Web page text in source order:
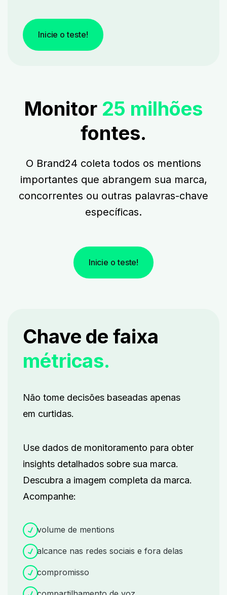
Inicie o teste!
Monitor 25 milhões
fontes.
O Brand24 coleta todos os mentions
importantes que abrangem sua marca,
concorrentes ou outras palavras-chave
específicas.
Inicie o teste!
Chave de faixa
métricas.
Não tome decisões baseadas apenas
em curtidas.
Use dados de monitoramento para obter
insights detalhados sobre sua marca.
Descubra a imagem completa da marca.
Acompanhe:
volume de mentions
alcance nas redes sociais e fora delas
compromisso